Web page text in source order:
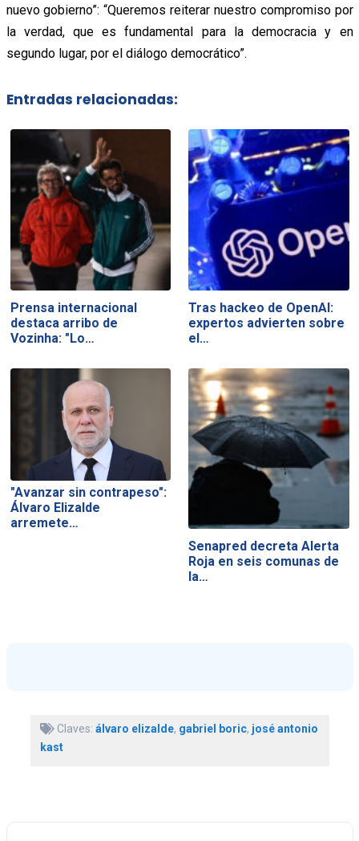
nuevo gobierno”: “Queremos reiterar nuestro compromiso por
la verdad, que es fundamental para la democracia y en
segundo lugar, por el diálogo democrático”.
Entradas relacionadas:
Prensa internacional
destaca arribo de
Vozinha: "Lo…
Tras hackeo de OpenAI:
expertos advierten sobre
el…
"Avanzar sin contrapeso":
Álvaro Elizalde
arremete…
Senapred decreta Alerta
Roja en seis comunas de
la…
Claves: álvaro elizalde, gabriel boric, josé antonio
kast